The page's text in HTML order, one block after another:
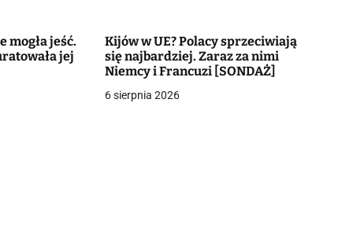
mogła jeść.
jej
Kijów w UE? Polacy sprzeciwiają
się najbardziej. Zaraz za nimi
Niemcy i Francuzi [SONDAŻ]
6 sierpnia 2026